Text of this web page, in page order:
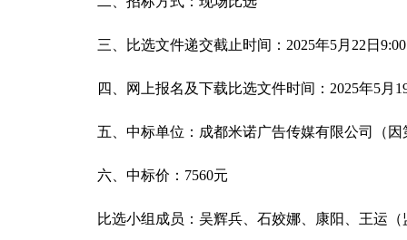
三、比选文件递交截止时间： 2025年5月22日9:00
四、网上报名及下载比选文件时间： 2025年5月
五、中标单位：成都米诺广告传媒有限公司（
六、中标价： 7560元
比选小组成员：吴辉兵、石姣娜、康阳、王运（